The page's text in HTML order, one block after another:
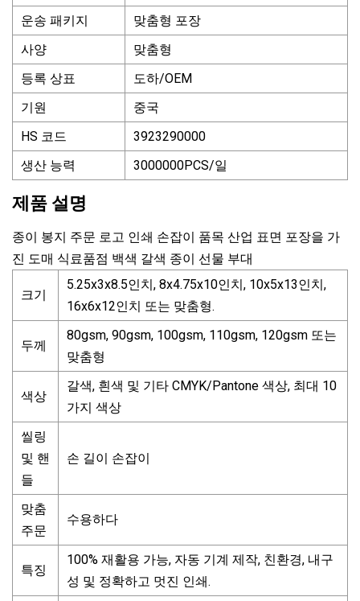
운송 패키지
맞춤형 포장
사양
맞춤형
등록 상표
도하/OEM
기원
중국
HS 코드
3923290000
생산 능력
3000000PCS/일
제품 설명
종이 봉지 주문 로고 인쇄 손잡이 품목 산업 표면 포장을 가
진 도매 식료품점 백색 갈색 종이 선물 부대
크기
5.25x3x8.5인치, 8x4.75x10인치, 10x5x13인치,
16x6x12인치 또는 맞춤형.
두께
80gsm, 90gsm, 100gsm, 110gsm, 120gsm 또는
맞춤형
색상
갈색, 흰색 및 기타 CMYK/Pantone 색상, 최대 10
가지 색상
씰링
및 핸
들
손 길이 손잡이
맞춤
주문
수용하다
특징
100% 재활용 가능, 자동 기계 제작, 친환경, 내구
성 및 정확하고 멋진 인쇄.